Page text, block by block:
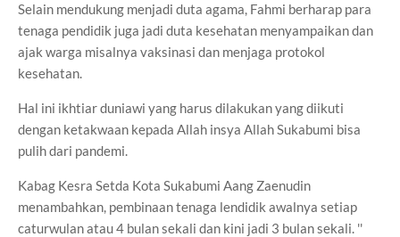
Selain mendukung menjadi duta agama, Fahmi berharap para
tenaga pendidik juga jadi duta kesehatan menyampaikan dan
ajak warga misalnya vaksinasi dan menjaga protokol
kesehatan.
Hal ini ikhtiar duniawi yang harus dilakukan yang diikuti
dengan ketakwaan kepada Allah insya Allah Sukabumi bisa
pulih dari pandemi.
Kabag Kesra Setda Kota Sukabumi Aang Zaenudin
menambahkan, pembinaan tenaga lendidik awalnya setiap
caturwulan atau 4 bulan sekali dan kini jadi 3 bulan sekali. ''